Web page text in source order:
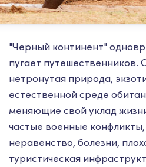
"Черный континент"
пугает путешественников.
нетронутая природа,
естественной среде
меняющие свой уклад
частые военные
неравенство, болезни,
туристическая